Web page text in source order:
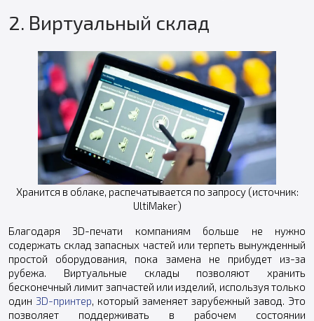
2. Виртуальный склад
Хранится в облаке, распечатывается по запросу (источник:
UltiMaker)
Благодаря 3D-печати компаниям больше не нужно
содержать склад запасных частей или терпеть вынужденный
простой оборудования, пока замена не прибудет из-за
рубежа. Виртуальные склады позволяют хранить
бесконечный лимит запчастей или изделий, используя только
один 3D-принтер, который заменяет зарубежный завод. Это
позволяет поддерживать в рабочем состоянии